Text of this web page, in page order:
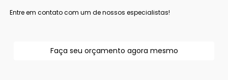
Entre em contato com um de nossos especialistas!
Faça seu orçamento agora mesmo